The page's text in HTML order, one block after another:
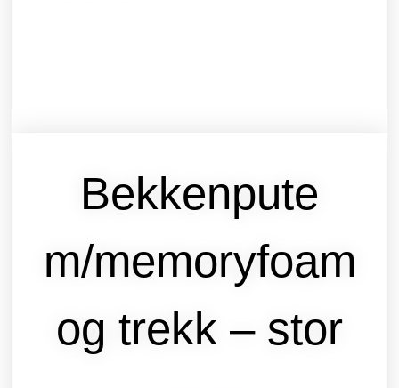
Bekkenpute
m/memoryfoam
og trekk – stor